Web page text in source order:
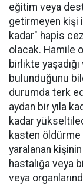
eğitim veya
getirmeyen kişi
kadar" hapis
olacak. Hamile
birlikte
bulunduğunu
durumda terk
aydan bir yıla
kadar
kasten
yaralanan
hastalığa veya
veya